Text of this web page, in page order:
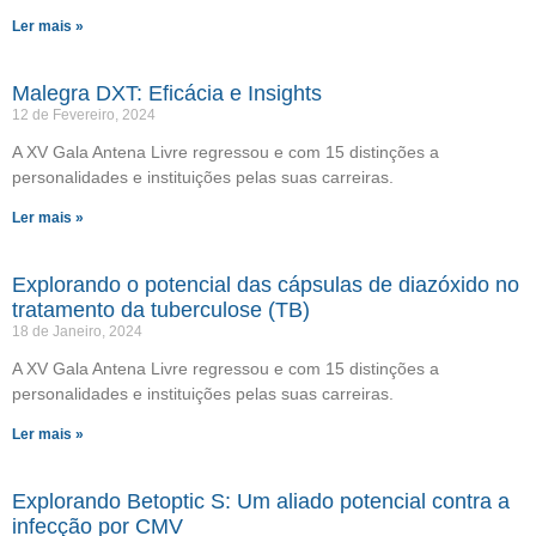
Ler mais »
Malegra DXT: Eficácia e Insights
12 de Fevereiro, 2024
A XV Gala Antena Livre regressou e com 15 distinções a
personalidades e instituições pelas suas carreiras.
Ler mais »
Explorando o potencial das cápsulas de diazóxido no
tratamento da tuberculose (TB)
18 de Janeiro, 2024
A XV Gala Antena Livre regressou e com 15 distinções a
personalidades e instituições pelas suas carreiras.
Ler mais »
Explorando Betoptic S: Um aliado potencial contra a
infecção por CMV